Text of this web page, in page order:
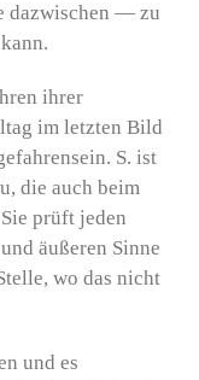
dazwischen — zu
ihrer
im letzten Bild
S. ist
die auch beim
prüft jeden
äußeren Sinne
wo das nicht
und es